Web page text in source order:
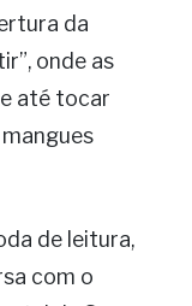
da
onde as
até tocar
de leitura,
com o